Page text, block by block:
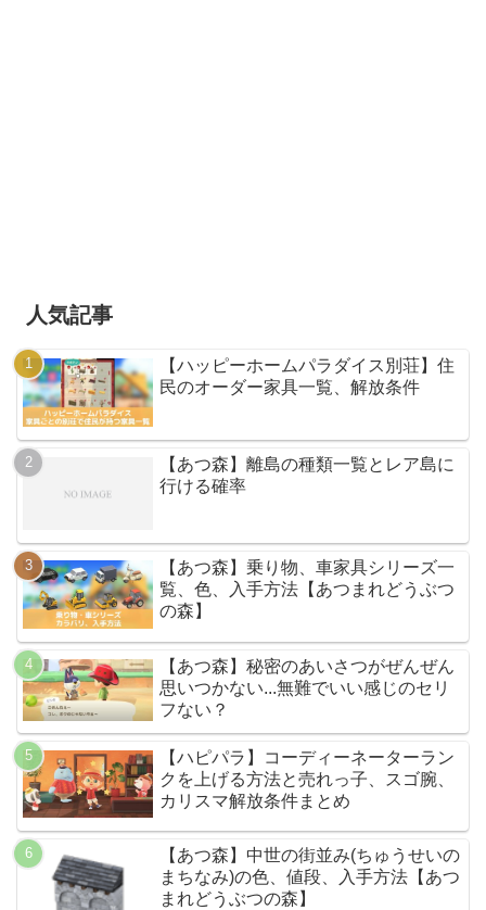
人気記事
【ハッピーホームパラダイス別荘】住
民のオーダー家具一覧、解放条件
【あつ森】離島の種類一覧とレア島に
行ける確率
【あつ森】乗り物、車家具シリーズ一
覧、色、入手方法【あつまれどうぶつ
の森】
【あつ森】秘密のあいさつがぜんぜん
思いつかない...無難でいい感じのセリ
フない？
【ハピパラ】コーディーネーターラン
クを上げる方法と売れっ子、スゴ腕、
カリスマ解放条件まとめ
【あつ森】中世の街並み(ちゅうせいの
まちなみ)の色、値段、入手方法【あつ
まれどうぶつの森】